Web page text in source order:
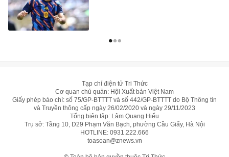
Tạp chí điện tử Tri Thức
Cơ quan chủ quản: Hội Xuất bản Việt Nam
Giấy phép báo chí: số 75/GP-BTTTT và số 442/GP-BTTTT do Bộ Thông tin
và Truyền thông cấp ngày 26/02/2020 và ngày 29/11/2023
Tổng biên tập: Lâm Quang Hiếu
Trụ sở: Tầng 10, D29 Phạm Văn Bạch, phường Cầu Giấy, Hà Nội
HOTLINE: 0931.222.666
toasoan@znews.vn